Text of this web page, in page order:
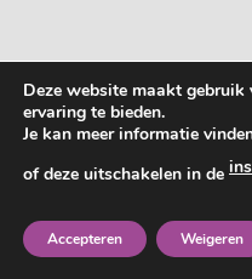
Deze website maakt
ervaring te bieden.
Je kan meer informatie
of deze uitschakelen in de
Accepteren Weigeren